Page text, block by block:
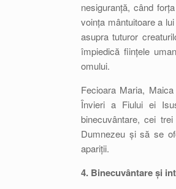
nesiguranță, când
voința mântuitoare a
asupra tuturor
împiedică ființele
omului.
Fecioara Maria,
Învieri a Fiului ei
binecuvântare, cei
Dumnezeu și să se
apariții.
4. Binecuvântare și